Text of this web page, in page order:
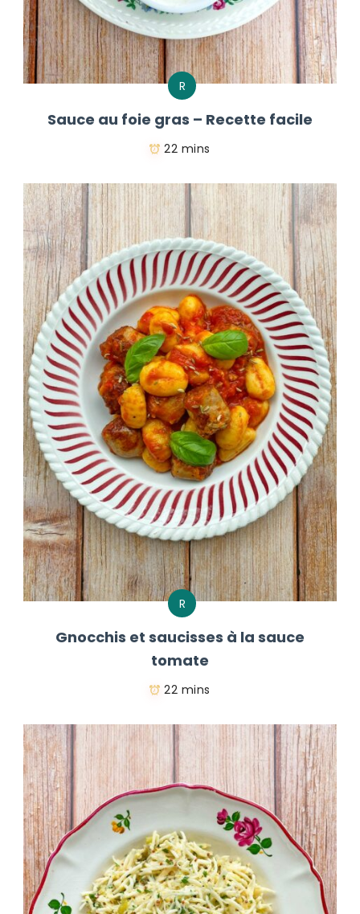
R
Sauce au foie gras – Recette facile
22 mins
R
Gnocchis et saucisses à la sauce
tomate
22 mins